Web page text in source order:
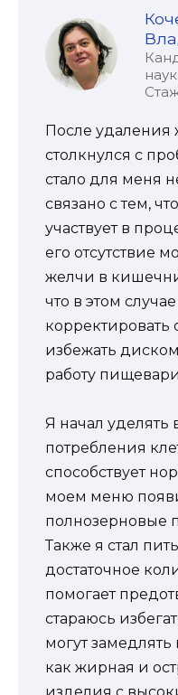
После удаления
столкнулся с
стало для меня
связано с тем,
участвует в
его отсутствие
желчи в
что в этом
корректировать
избежать
работу
Я начал
потребления
способствует
моем меню
полнозерновые
Также я стал
достаточное
помогает
стараюсь
могут
как жирная и